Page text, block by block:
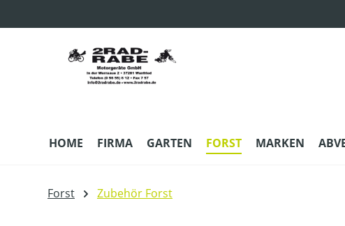
HOME FIRMA GARTEN FORST MARKEN
Forst Zubehör Forst